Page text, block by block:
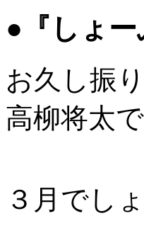
●『しょ
お久し振
高柳将太で
３月でし